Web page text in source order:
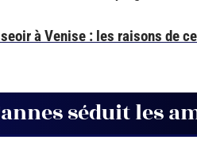
à Venise : les raisons de
séduit les